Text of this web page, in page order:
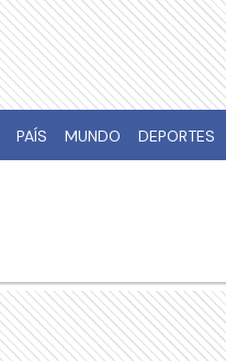
PAÍS MUNDO DEPORTES